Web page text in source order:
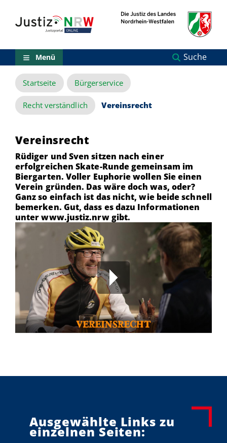
Inhalt
(Sprungmarken)
Menü
Zur
Suche
Zur
NRW-
Entscheidungssuche
Zur
Zum
aktuellen
Inhalt
Zu
ausgewählten
Links
zu
einzelnen
Seiten
Menü Suche
Startseite Bürgerservice
Recht verständlich Vereinsrecht
Vereinsrecht
Rüdiger und Sven sitzen nach einer
erfolgreichen Skate-Runde gemeinsam im
Biergarten. Voller Euphorie wollen Sie einen
Verein gründen. Das wäre doch was, oder?
Ganz so einfach ist das nicht, wie beide schnell
bemerken. Gut, dass es dazu Informationen
unter www.justiz.nrw gibt.
Ausgewählte Links zu
einzelnen Seiten: